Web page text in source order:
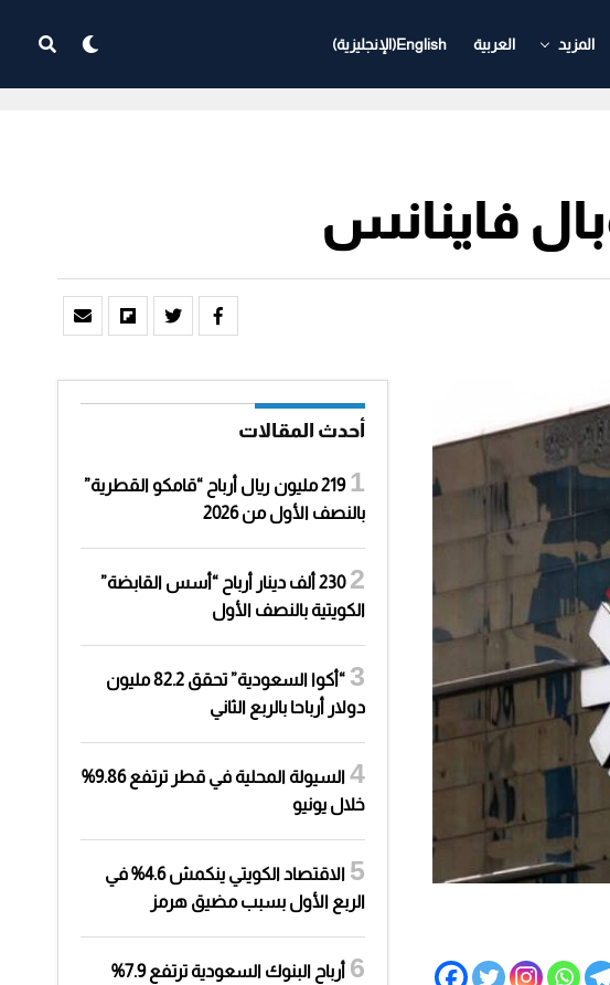
المزيد العربية English
(الإنجليزية)
فاينانس
أحدث المقالات
219 مليون ريال أرباح “قامكو القطرية”
بالنصف الأول من 2026
230 ألف دينار أرباح “أسس القابضة”
الكويتية بالنصف الأول
“أكوا السعودية” تحقق 82.2 مليون
دولار أرباحا بالربع الثاني
السيولة المحلية في قطر ترتفع 9.86%
خلال يونيو
الاقتصاد الكويتي ينكمش 4.6% في
الربع الأول بسبب مضيق هرمز
أرباح البنوك السعودية ترتفع 7.9%